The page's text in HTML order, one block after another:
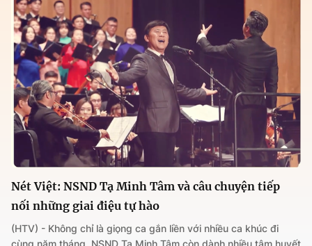
Nét Việt: NSND Tạ Minh Tâm và câu chuyện tiếp
nối những giai điệu tự hào
(HTV) - Không chỉ là giọng ca gắn liền với nhiều ca khúc đi
cùng năm tháng, NSND Tạ Minh Tâm còn dành nhiều tâm huyết